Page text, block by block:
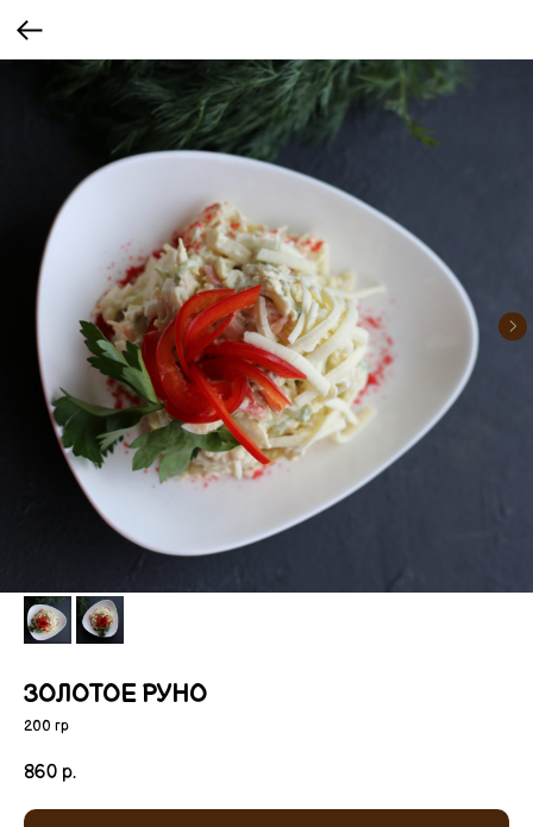
ЗОЛОТОЕ РУНО
200 гр
860 р.